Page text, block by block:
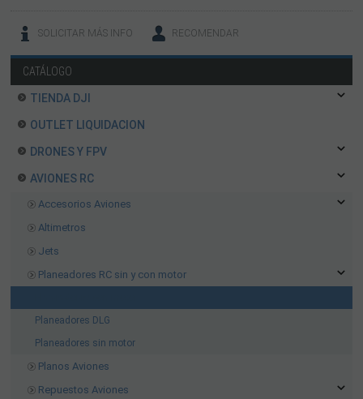
SOLICITAR MÁS INFO RECOMENDAR
CATÁLOGO
TIENDA DJI
OUTLET LIQUIDACION
DRONES Y FPV
AVIONES RC
Accesorios Aviones
Altimetros
Jets
Planeadores RC sin y con motor
Planeadores DLG
Planeadores sin motor
Planos Aviones
Repuestos Aviones